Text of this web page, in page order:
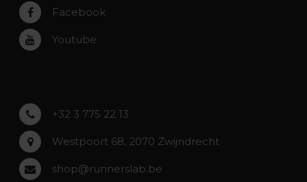
Rumst
Roeselare
Asse
Facebook
Youtube
+32 3 775 22 13
Westpoort 68, 2070 Zwijndrecht
shop@runnerslab.be